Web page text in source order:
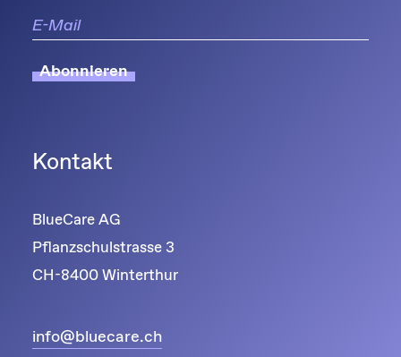
Abonnieren
Kontakt
BlueCare AG
Pflanzschulstrasse 3
CH-8400 Winterthur
info@bluecare.ch